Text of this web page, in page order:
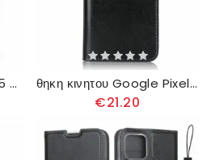
Κάλυμμα Google Pixel 5 Dg.ming Ρετρό θηκη κινητου Google Pixel 5 Θήκη Flip Γνήσιο Δέρμα
€21.20